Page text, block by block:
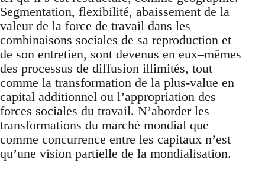
Segmentation, flexibilité, abaissement de la
valeur de la force de travail dans les
combinaisons sociales de sa reproduction et
de son entretien, sont devenus en eux–mêmes
des processus de diffusion illimités, tout
comme la transformation de la plus-value en
capital additionnel ou l’appropriation des
forces sociales du travail. N’aborder les
transformations du marché mondial que
comme concurrence entre les capitaux n’est
qu’une vision partielle de la mondialisation.